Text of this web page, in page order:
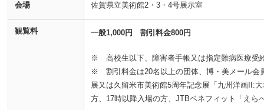
会場 佐賀県立美術館2・3・4号展示室
観覧料 一般1,000円 割引料金800円
※ 高校生以下、障害者手帳又は指定難病医療受
※ 割引料金は20名以上の団体、博・美メール会
展又は久留米市美術館5周年記念展「九州洋画
方、17時以降入場の方、JTBベネフィット「えら